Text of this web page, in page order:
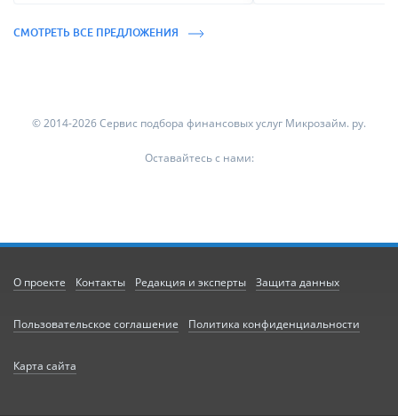
СМОТРЕТЬ ВСЕ ПРЕДЛОЖЕНИЯ
© 2014-2026 Сервис подбора финансовых услуг Микрозайм. ру.
Оставайтесь с нами:
О проекте Контакты Редакция и эксперты Защита данных
Пользовательское соглашение Политика конфиденциальности
Карта сайта